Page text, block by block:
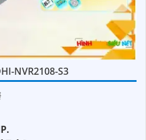
NVR2108-S3